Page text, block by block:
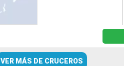
VER MÁS DE CRUCEROS